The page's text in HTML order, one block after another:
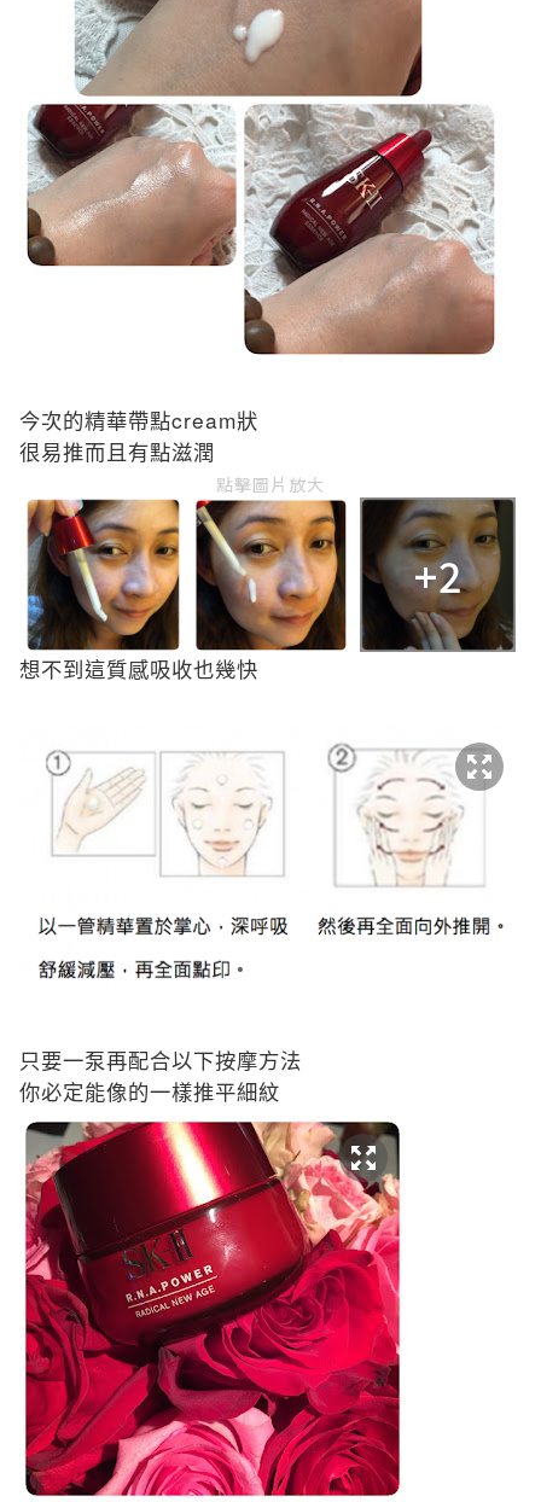
今次的精華帶點cream狀
很易推而且有點滋潤
點擊圖片放大
+2
想不到這質感吸收也幾快
只要一泵再配合以下按摩方法
你必定能像的一樣推平細紋